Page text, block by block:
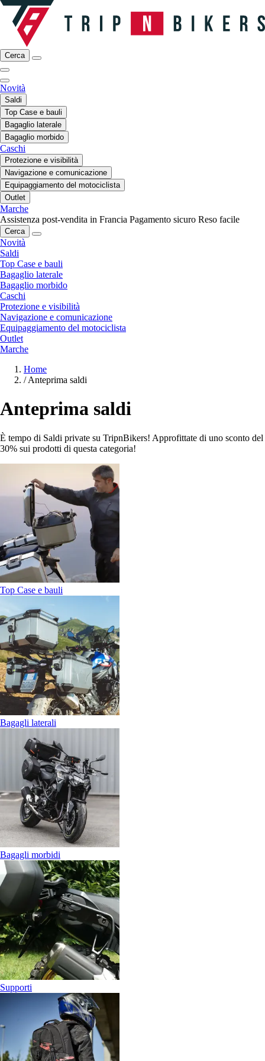
Cerca
Novità
Saldi
Top Case e bauli
Bagaglio laterale
Bagaglio morbido
Caschi
Protezione e visibilità
Navigazione e comunicazione
Equipaggiamento del motociclista
Outlet
Marche
Assistenza post-vendita in Francia Pagamento sicuro Reso facile
Cerca
Novità
Saldi
Top Case e bauli
Bagaglio laterale
Bagaglio morbido
Caschi
Protezione e visibilità
Navigazione e comunicazione
Equipaggiamento del motociclista
Outlet
Marche
Home
/ Anteprima saldi
Anteprima saldi
È tempo di Saldi private su TripnBikers! Approfittate di uno sconto del
30% sui prodotti di questa categoria!
Top Case e bauli
Bagagli laterali
Bagagli morbidi
Supporti